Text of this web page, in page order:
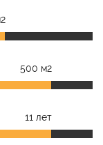
500 м2
11 лет